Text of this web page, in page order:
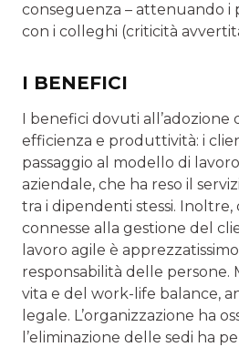
conseguenza – attenuando i
con i colleghi (criticità
I BENEFICI
I benefici dovuti
efficienza e produttività: i
passaggio al modello di
aziendale, che ha reso il
tra i dipendenti stessi.
connesse alla gestione del
lavoro agile è
responsabilità delle
vita e del work-life balance,
legale. L’organizzazione ha
l’eliminazione delle sedi ha